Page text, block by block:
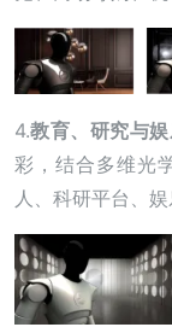
4.教育、研究与
彩，结合多维光
人、科研平台、